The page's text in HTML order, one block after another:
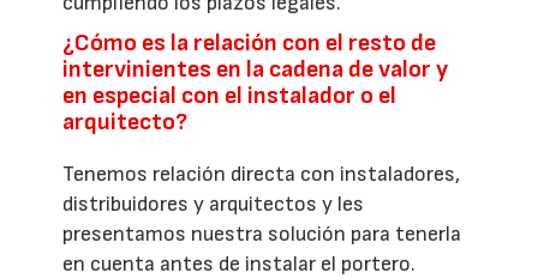
¿Cómo es la relación con el resto de
intervinientes en la cadena de valor y
en especial con el instalador o el
arquitecto?
Tenemos relación directa con instaladores,
distribuidores y arquitectos y les
presentamos nuestra solución para tenerla
en cuenta antes de instalar el portero.